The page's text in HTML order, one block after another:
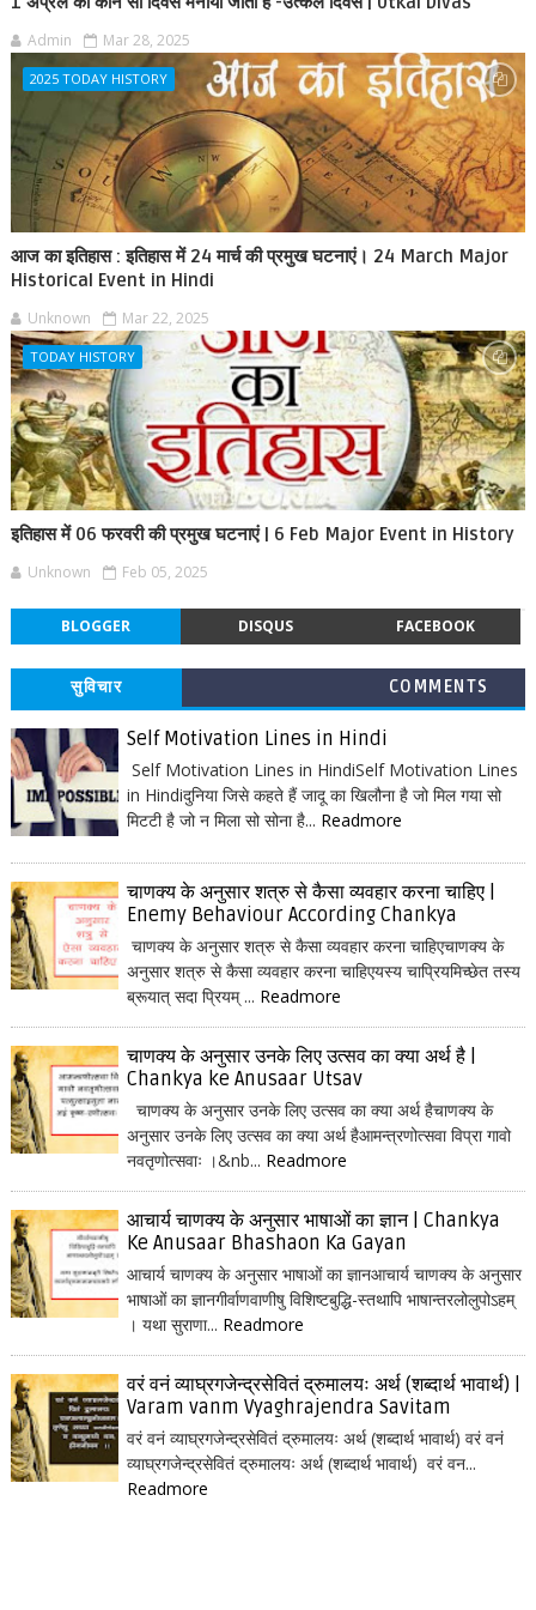
Admin Mar 28, 2025
2025 TODAY HISTORY
आज का इतिहास : इतिहास में 24 मार्च की प्रमुख घटनाएं। 24 March Major
Historical Event in Hindi
Unknown Mar 22, 2025
TODAY HISTORY
इतिहास में 06 फरवरी की प्रमुख घटनाएं | 6 Feb Major Event in History
Unknown Feb 05, 2025
BLOGGER DISQUS FACEBOOK
सुविचार COMMENTS
Self Motivation Lines in Hindi
Self Motivation Lines in HindiSelf Motivation Lines
in Hindiदुनिया जिसे कहते हैं जादू का खिलौना है जो मिल गया सो
मिटटी है जो न मिला सो सोना है... Readmore
चाणक्य के अनुसार शत्रु से कैसा व्यवहार करना चाहिए |
Enemy Behaviour According Chankya
चाणक्य के अनुसार शत्रु से कैसा व्यवहार करना चाहिएचाणक्य के
अनुसार शत्रु से कैसा व्यवहार करना चाहिएयस्य चाप्रियमिच्छेत तस्य
ब्रूयात् सदा प्रियम् ... Readmore
चाणक्य के अनुसार उनके लिए उत्सव का क्या अर्थ है |
Chankya ke Anusaar Utsav
चाणक्य के अनुसार उनके लिए उत्सव का क्या अर्थ हैचाणक्य के
अनुसार उनके लिए उत्सव का क्या अर्थ हैआमन्त्रणोत्सवा विप्रा गावो
नवतृणोत्सवाः ।&nb... Readmore
आचार्य चाणक्य के अनुसार भाषाओं का ज्ञान | Chankya
Ke Anusaar Bhashaon Ka Gayan
आचार्य चाणक्य के अनुसार भाषाओं का ज्ञानआचार्य चाणक्य के अनुसार
भाषाओं का ज्ञानगीर्वाणवाणीषु विशिष्टबुद्धि-स्तथापि भाषान्तरलोलुपोऽहम्
। यथा सुराणा... Readmore
वरं वनं व्याघ्रगजेन्द्रसेवितं द्रुमालयः अर्थ (शब्दार्थ भावार्थ) |
Varam vanm Vyaghrajendra Savitam
वरं वनं व्याघ्रगजेन्द्रसेवितं द्रुमालयः अर्थ (शब्दार्थ भावार्थ) वरं वनं
व्याघ्रगजेन्द्रसेवितं द्रुमालयः अर्थ (शब्दार्थ भावार्थ) वरं वन...
Readmore